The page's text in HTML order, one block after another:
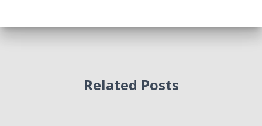
Related Posts